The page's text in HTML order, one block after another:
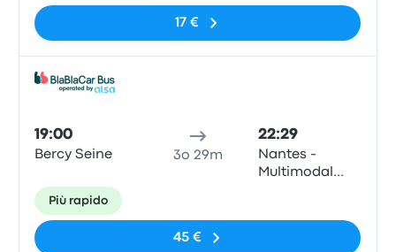
17 €
19:00
Bercy Seine 3o 29m
22:29
Nantes -
Multimodal
Più rapido
45 €